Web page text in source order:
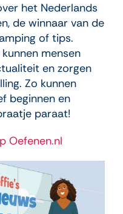
het Nederlands
de winnaar van de
of tips.
mensen
en zorgen
Zo kunnen
beginnen en
paraat!
Oefenen.nl